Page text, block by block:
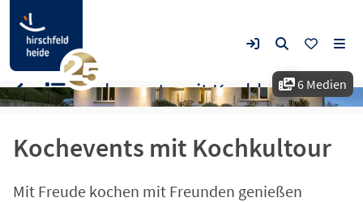
6 Medien
Kochevents mit Kochkultour
Mit Freude kochen mit Freunden genießen
Kochevents mit Kochkultour